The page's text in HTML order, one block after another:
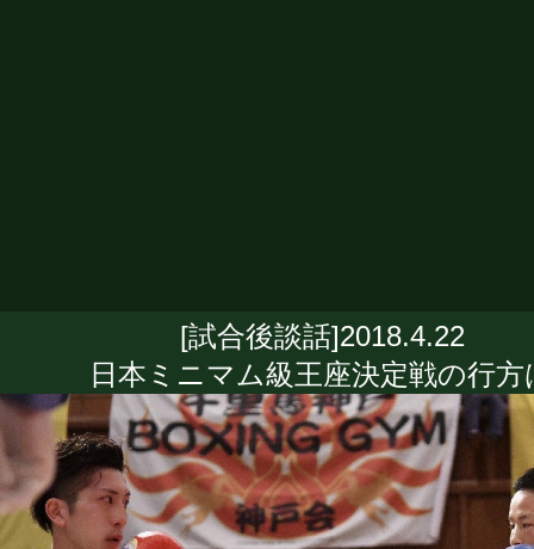
[試合後談話]2018.4.22
日本ミニマム級王座決定戦の行方